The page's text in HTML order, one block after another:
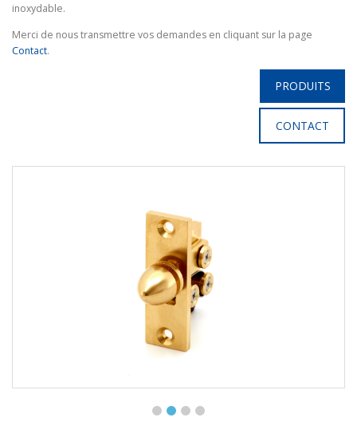
inoxydable.
Merci de nous transmettre vos demandes en cliquant sur la page
Contact.
PRODUITS
CONTACT